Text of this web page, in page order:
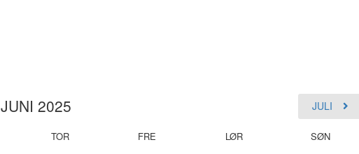
JULI
JUNI 2025
TOR FRE LØR SØN